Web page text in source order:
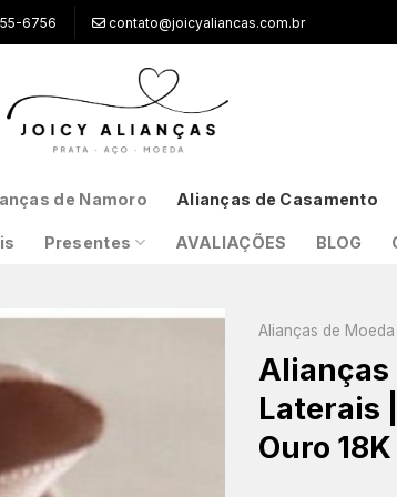
6756 contato@joicyaliancas.com.br
de Namoro Alianças de Casamento
Presentes AVALIAÇÕES BLOG
Alianças de Moeda
Alianças
Laterais
Ouro 18K